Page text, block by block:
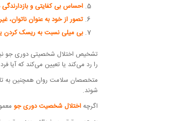
احساس بی کفایتی و
تصور از خود به عنوان ناتوان،
بی میلی نسبت به ریسک کردن
تشخیص اختلال شخصیتی دوری جو
را رد می‌کند یا تعیین می‌کند که آیا
متخصصان سلامت روان همچنین به
شوند.
اگرچهاختلال شخصیت دوری جو